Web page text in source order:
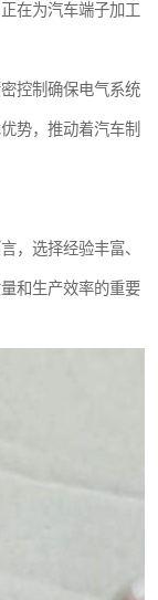
在为汽车端子加工
控制确保电气系统
势，推动着汽车制
，选择经验丰富、
和生产效率的重要